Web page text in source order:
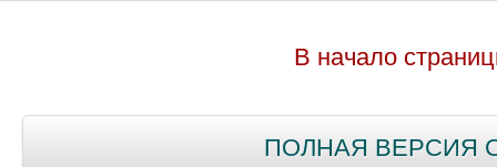
В начало
ПОЛНАЯ ВЕРСИЯ